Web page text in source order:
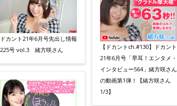
ドカント21年6月号先出し情報
225号 vol.3 緒方咲さん
【ドカントch.#130】ドカント
21年6月号「早耳！エンタメ・
インタビュー564」緒方咲さん
の動画第1弾！【緒方咲さん
1/3】